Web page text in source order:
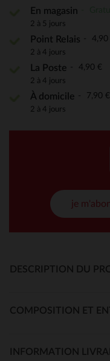
En magasin
2 à 5 jours
Point Relais 4,90
2 à 4 jours
La Poste 4,90 €
2 à 4 jours
À domicile 7,90 €
2 à 4 jours
je
DESCRIPTION DU
COMPOSITION ET
INFORMATION